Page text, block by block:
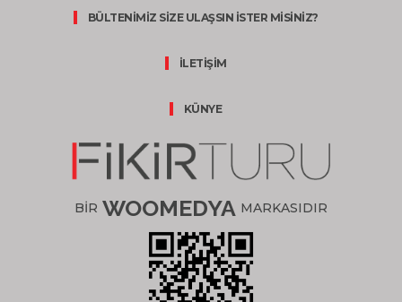
BÜLTENİMİZ SİZE ULAŞSIN İSTER MİSİNİZ?
İLETİŞİM
KÜNYE
BİR WOOMEDYA MARKASIDIR